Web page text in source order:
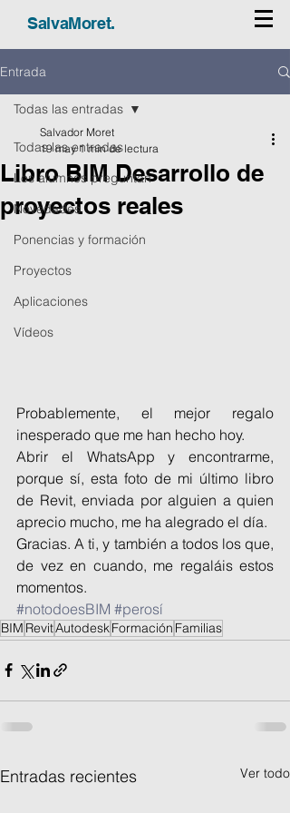
SalvaMoret.
Entrada
Todas las entradas
Los alumnos preguntan
Novedades
Ponencias y formación
Proyectos
Aplicaciones
Vídeos
Todas las entradas
Libro BIM Desarrollo de
proyectos reales
Salvador Moret
19 may 1 min de lectura
Probablemente, el mejor regalo
inesperado que me han hecho hoy.
Abrir el WhatsApp y encontrarme,
porque sí, esta foto de mi último libro
de Revit, enviada por alguien a quien
aprecio mucho, me ha alegrado el día.
Gracias. A ti, y también a todos los que,
de vez en cuando, me regaláis estos
momentos.
#notodoesBIM #perosí
BIM RevitAutodeskFormación Familias
Entradas recientes Ver todo